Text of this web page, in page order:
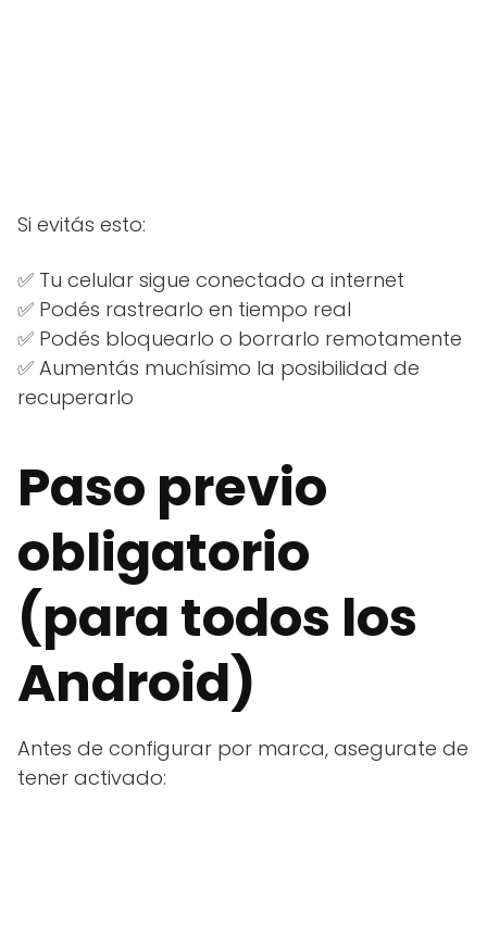
Si evitás esto:
✅ Tu celular sigue conectado a internet
✅ Podés rastrearlo en tiempo real
✅ Podés bloquearlo o borrarlo remotamente
✅ Aumentás muchísimo la posibilidad de
recuperarlo
Paso previo
obligatorio
(para todos los
Android)
Antes de configurar por marca, asegurate de
tener activado: